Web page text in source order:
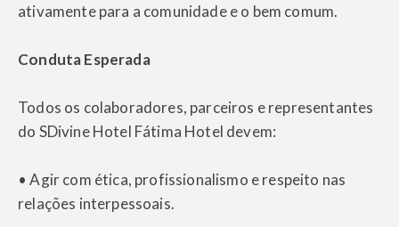
ativamente para a comunidade e o bem comum.
Conduta Esperada
Todos os colaboradores, parceiros e representantes
do SDivine Hotel Fátima Hotel devem:
• Agir com ética, profissionalismo e respeito nas
relações interpessoais.